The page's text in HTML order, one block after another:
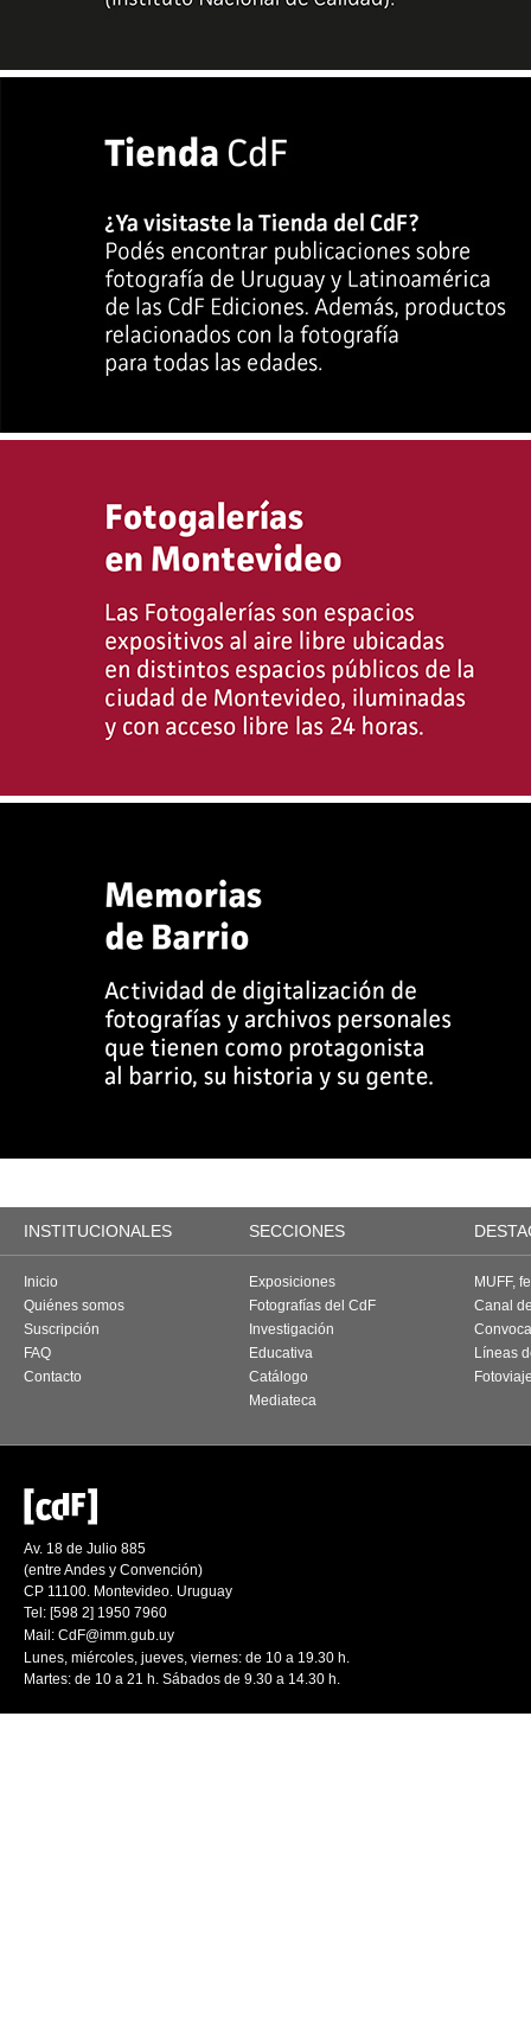
INSTITUCIONALES SECCIONES
Inicio
Quiénes somos
Suscripción
FAQ
Contacto
Exposiciones
Fotografías del CdF
Investigación
Educativa
Catálogo
Mediateca
MUFF,
Canal
Líneas
Av. 18 de Julio 885
(entre Andes y Convención)
CP 11100. Montevideo. Uruguay
Tel: [598 2] 1950 7960
Mail: CdF@imm.gub.uy
Lunes, miércoles, jueves, viernes: de 10 a 19.30 h.
Martes: de 10 a 21 h. Sábados de 9.30 a 14.30 h.